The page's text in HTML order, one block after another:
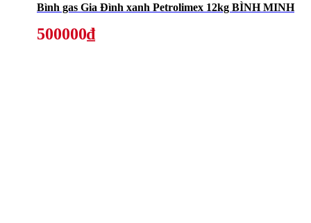
Bình gas Gia Đình xanh Petrolimex 12kg BÌNH MINH
500000₫